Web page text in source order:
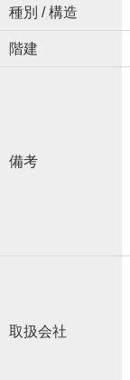
種別 / 構造
階建
備考
取扱会社